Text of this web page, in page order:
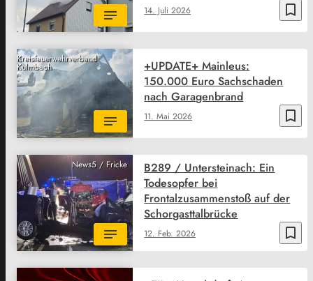
bookmark_border
14. Juli 2026
Kreisfeuerwehrverband
Kulmbach
bookmark_border
11. Mai 2026
+UPDATE+ Mainleus:
150.000 Euro Sachschaden
nach Garagenbrand
News5 / Fricke
bookmark_border
12. Feb. 2026
B289 / Untersteinach: Ein
Todesopfer bei
Frontalzusammenstoß auf der
Schorgasttalbrücke